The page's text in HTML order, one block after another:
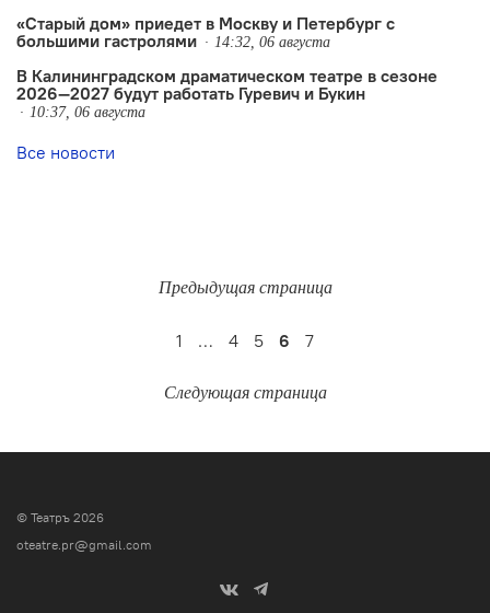
«Старый дом» приедет в Москву и Петербург с
большими гастролями
14:32, 06 августа
В Калининградском драматическом театре в сезоне
2026—2027 будут работать Гуревич и Букин
10:37, 06 августа
Все новости
Предыдущая страница
1 … 4 5 6 7
Следующая страница
© Театръ 2026
oteatre.pr@gmail.com